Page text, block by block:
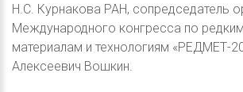
Н.С. Курнакова РАН, сопредседатель
Международного конгресса по
материалам и технологиям «РЕДМЕТ-
Алексеевич Вошкин.